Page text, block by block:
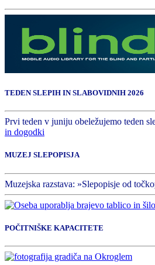
TEDEN SLEPIH IN SLABOVIDNIH 2026
Prvi teden v juniju obeležujemo teden
in dogodki
MUZEJ SLEPOPISJA
Muzejska razstava: »Slepopisje od
POČITNIŠKE KAPACITETE